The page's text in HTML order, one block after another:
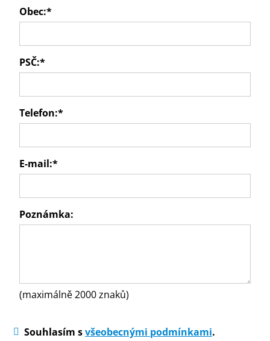
Obec:*
PSČ:*
Telefon:*
E-mail:*
Poznámka:
(maximálně 2000 znaků)
Souhlasím svšeobecnými podmínkami.